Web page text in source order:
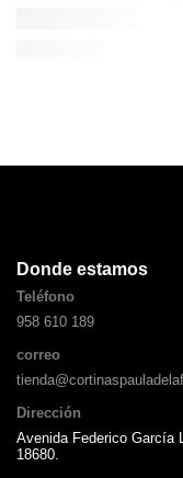
Donde estamos
Teléfono
958 610 189
correo
Dirección
Avenida Federico García
18680.